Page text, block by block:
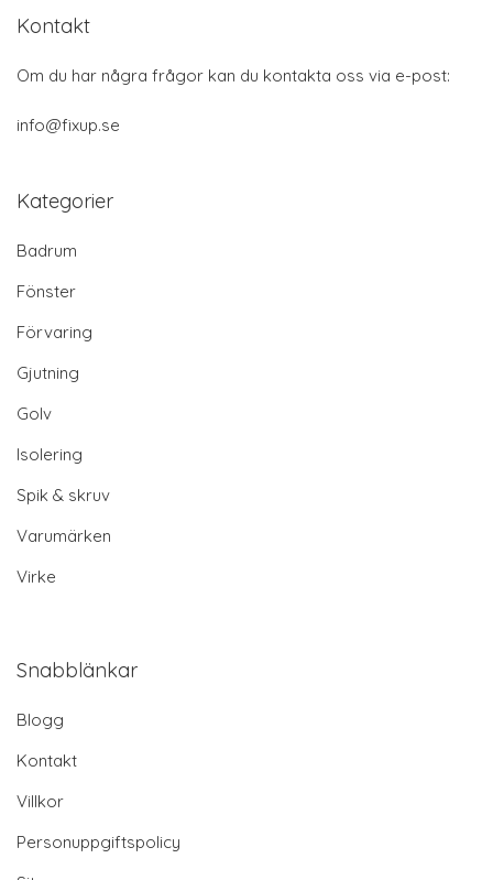
Kontakt
Om du har några frågor kan du kontakta oss via e-post:
info@fixup.se
Kategorier
Badrum
Fönster
Förvaring
Gjutning
Golv
Isolering
Spik & skruv
Varumärken
Virke
Snabblänkar
Blogg
Kontakt
Villkor
Personuppgiftspolicy